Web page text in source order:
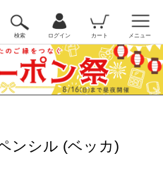
検索 ログイン カート メニュー
ンシル (ベッカ)